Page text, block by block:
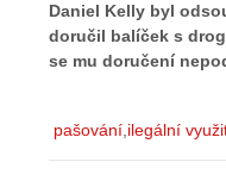
Daniel Kelly byl
doručil balíček s
se mu doručení
pašování ilegální
s
V